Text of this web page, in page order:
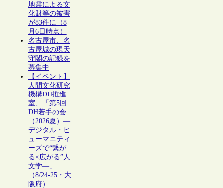
地震による文
化財等の被害
が83件に（8
月6日時点）
名古屋市、名
古屋城の現天
守閣の記録を
募集中
【イベント】
人間文化研究
機構DH推進
室、「第5回
DH若手の会
（2026夏）―
デジタル・ヒ
ューマニティ
ーズで“繋が
る×広がる”人
文学―」
（8/24-25・大
阪府）